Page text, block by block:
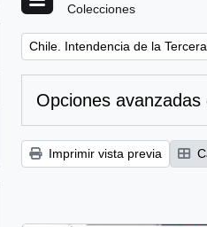
Colecciones
Remove filter:
Chile. Intendencia de la
Opciones avanzadas
Imprimir vista previa